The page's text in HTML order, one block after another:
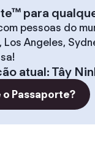
para
pessoas do
Los Angeles,
atual: Tây
o Passaporte?